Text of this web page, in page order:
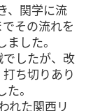
、関学に流
その流れを
した。
したが、改
ち切りあり
。
れた関西リ